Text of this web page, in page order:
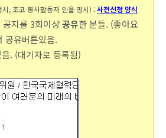
, 조코 봉사활동자 임을 명시) :사전신청 양식
지를 3회이상공유한 분들. (좋아요
유버튼있음.
. (대기자로 등록됨)